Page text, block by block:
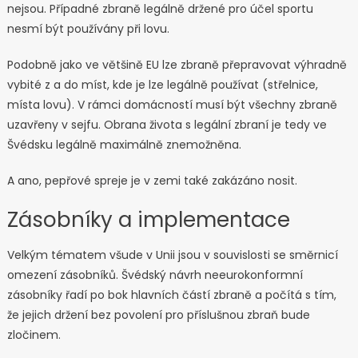
nejsou. Případné zbraně legálně držené pro účel sportu
nesmí být používány při lovu.
Podobně jako ve většině EU lze zbraně přepravovat výhradně
vybité z a do míst, kde je lze legálně používat (střelnice,
místa lovu). V rámci domácností musí být všechny zbraně
uzavřeny v sejfu. Obrana života s legální zbraní je tedy ve
Švédsku legálně maximálně znemožněna.
A ano, pepřové spreje je v zemi také zakázáno nosit.
Zásobníky a implementace
Velkým tématem všude v Unii jsou v souvislosti se směrnicí
omezení zásobníků. Švédský návrh neeurokonformní
zásobníky řadí po bok hlavních částí zbraně a počítá s tím,
že jejich držení bez povolení pro příslušnou zbraň bude
zločinem.